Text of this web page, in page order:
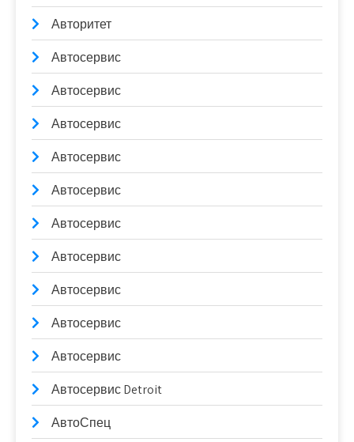
Авторитет
Автосервис
Автосервис
Автосервис
Автосервис
Автосервис
Автосервис
Автосервис
Автосервис
Автосервис
Автосервис
Автосервис Detroit
АвтоСпец